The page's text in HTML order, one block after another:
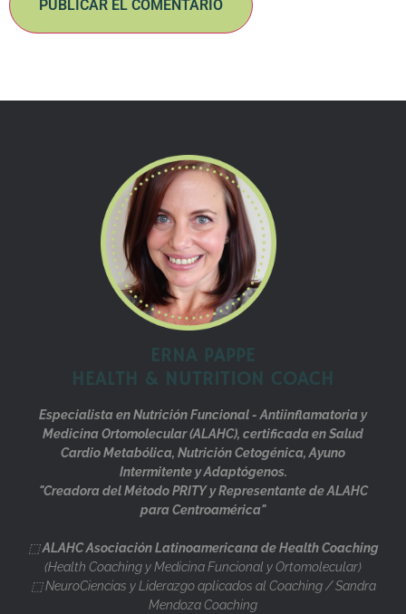
ERNA PAPPE
HEALTH & NUTRITION COACH
Especialista en Nutrición Funcional - Antiinflamatoria y
Medicina Ortomolecular (ALAHC), certificada en Salud
Cardio Metabólica, Nutrición Cetogénica, Ayuno
Intermitente y Adaptógenos.
"Creadora del Método PRITY y Representante de ALAHC
para Centroamérica"
⬚ ALAHC Asociación Latinoamericana de Health Coaching
(Health Coaching y Medicina Funcional y Ortomolecular)
⬚ NeuroCiencias y Liderazgo aplicados al Coaching / Sandra
Mendoza Coaching